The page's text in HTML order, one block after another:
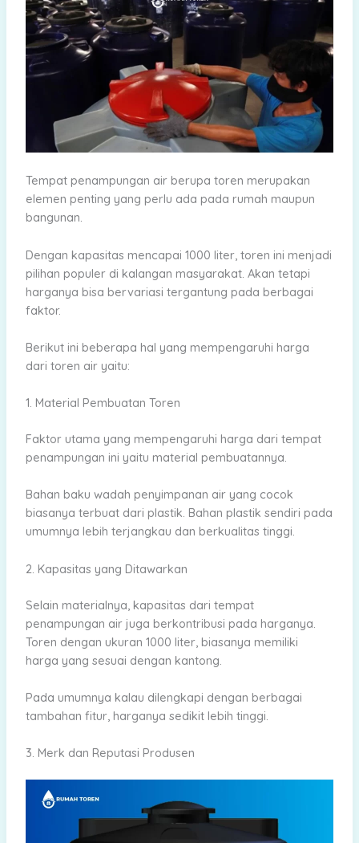
Tempat penampungan air berupa toren merupakan
elemen penting yang perlu ada pada rumah maupun
bangunan.
Dengan kapasitas mencapai 1000 liter, toren ini menjadi
pilihan populer di kalangan masyarakat. Akan tetapi
harganya bisa bervariasi tergantung pada berbagai
faktor.
Berikut ini beberapa hal yang mempengaruhi harga
dari toren air yaitu:
1. Material Pembuatan Toren
Faktor utama yang mempengaruhi harga dari tempat
penampungan ini yaitu material pembuatannya.
Bahan baku wadah penyimpanan air yang cocok
biasanya terbuat dari plastik. Bahan plastik sendiri pada
umumnya lebih terjangkau dan berkualitas tinggi.
2. Kapasitas yang Ditawarkan
Selain materialnya, kapasitas dari tempat
penampungan air juga berkontribusi pada harganya.
Toren dengan ukuran 1000 liter, biasanya memiliki
harga yang sesuai dengan kantong.
Pada umumnya kalau dilengkapi dengan berbagai
tambahan fitur, harganya sedikit lebih tinggi.
3. Merk dan Reputasi Produsen